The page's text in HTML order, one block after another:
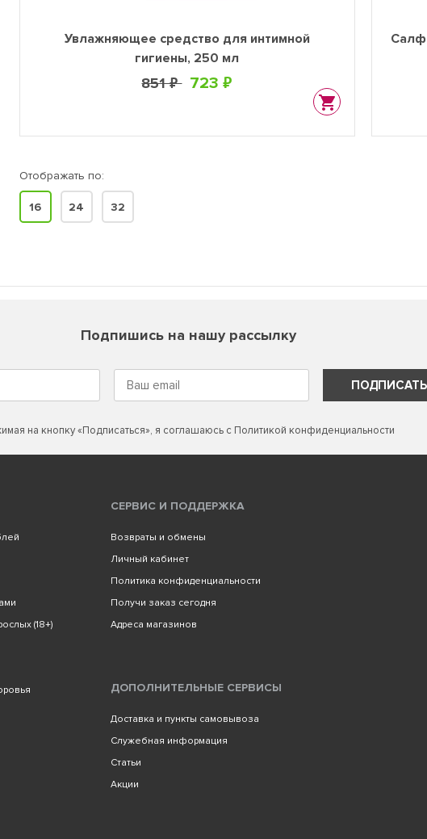
Увлажняющее средство для интимной
гигиены, 250 мл
851 ₽ 723 ₽
Отображать по:
16 24 32
Подпишись на нашу рассылку
на кнопку «Подписаться», я соглашаюсь с Политикой конфиденциальности
(18+)
СЕРВИС И ПОДДЕРЖКА
Возвраты и обмены
Личный кабинет
Политика конфиденциальности
Получи заказ сегодня
Адреса магазинов
ДОПОЛНИТЕЛЬНЫЕ СЕРВИСЫ
Доставка и пункты самовывоза
Служебная информация
Статьи
Акции